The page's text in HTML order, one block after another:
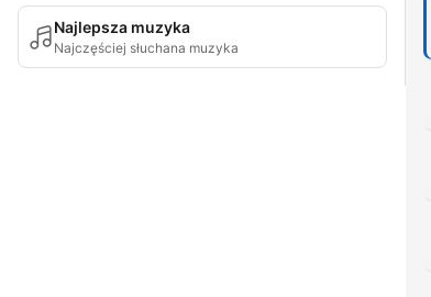
Najlepsza muzyka
Najczęściej słuchana muzyka